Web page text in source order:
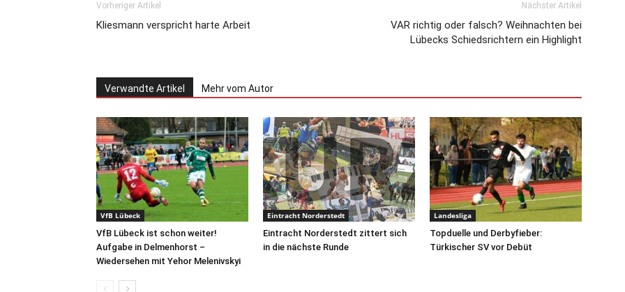
Vorheriger Artikel
Kliesmann verspricht harte Arbeit
Nächster Artikel
VAR richtig oder falsch? Weihnachten bei
Lübecks Schiedsrichtern ein Highlight
Verwandte Artikel Mehr vom Autor
VfB Lübeck
VfB Lübeck ist schon weiter!
Aufgabe in Delmenhorst –
Wiedersehen mit Yehor Melenivskyi
Eintracht Norderstedt
Eintracht Norderstedt zittert sich
in die nächste Runde
Landesliga
Topduelle und Derbyfieber:
Türkischer SV vor Debüt